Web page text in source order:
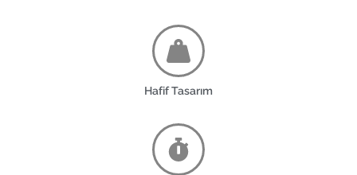
Hafif Tasarım